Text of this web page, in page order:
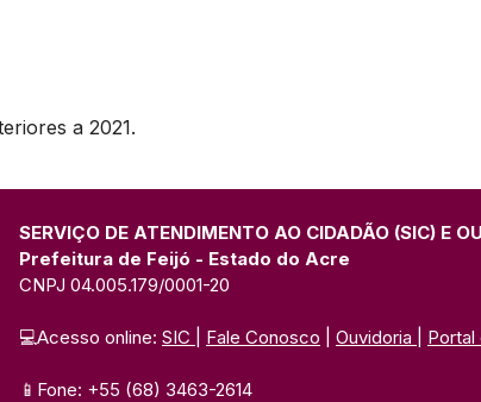
a 2021.
SERVIÇO DE ATENDIMENTO AO CIDADÃO (SIC) E
Prefeitura de Feijó - Estado do Acre
CNPJ 04.005.179/0001-20
💻Acesso online: SIC Fale Conosco Ouvidoria Portal
📱Fone: +55 (68) 3463-2614